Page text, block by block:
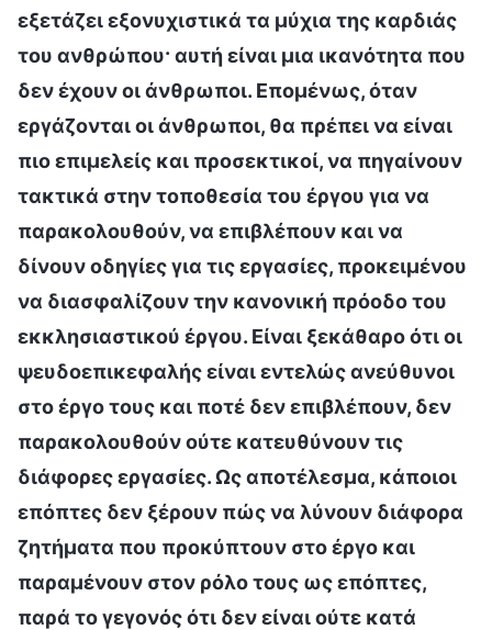
εξετάζει εξονυχιστικά τα μύχια της καρδιάς
του ανθρώπου· αυτή είναι μια ικανότητα που
δεν έχουν οι άνθρωποι. Επομένως, όταν
εργάζονται οι άνθρωποι, θα πρέπει να είναι
πιο επιμελείς και προσεκτικοί, να πηγαίνουν
τακτικά στην τοποθεσία του έργου για να
παρακολουθούν, να επιβλέπουν και να
δίνουν οδηγίες για τις εργασίες, προκειμένου
να διασφαλίζουν την κανονική πρόοδο του
εκκλησιαστικού έργου. Είναι ξεκάθαρο ότι οι
ψευδοεπικεφαλής είναι εντελώς ανεύθυνοι
στο έργο τους και ποτέ δεν επιβλέπουν, δεν
παρακολουθούν ούτε κατευθύνουν τις
διάφορες εργασίες. Ως αποτέλεσμα, κάποιοι
επόπτες δεν ξέρουν πώς να λύνουν διάφορα
ζητήματα που προκύπτουν στο έργο και
παραμένουν στον ρόλο τους ως επόπτες,
παρά το γεγονός ότι δεν είναι ούτε κατά